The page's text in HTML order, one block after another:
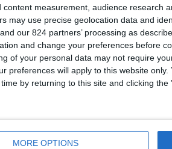
content measurement, audience research
may use precise geolocation data and
our 824 partners’ processing as
and change your preferences before
of your personal data may not require
preferences will apply to this website
by returning to this site and clicking
MORE OPTIONS
Pořadí týmů podle počtu
Deportivo Garcilaso
10 (2,11%)
Huancayo
8 (1,69%)
Cajamarca